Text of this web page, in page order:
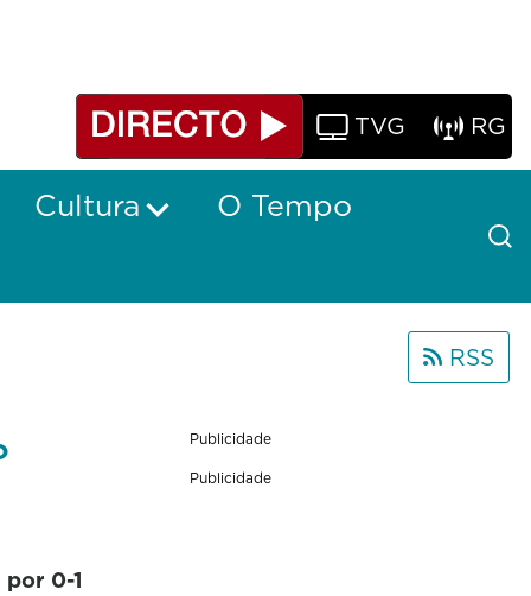
TVG RG
Cultura
O Tempo
RSS
0-1
Publicidade
Publicidade